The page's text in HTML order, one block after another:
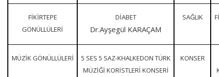
FİKİRTEPE
GÖNÜLLÜLERİ
DİABET
Dr.Ayşegül KARAÇAM
SAĞLIK
MÜZİK GÖNÜLLÜLERİ
5 SES 5 SAZ-KHALKEDON TÜRK
MÜZİĞİ KORİSTLERİ KONSERİ
KONSER